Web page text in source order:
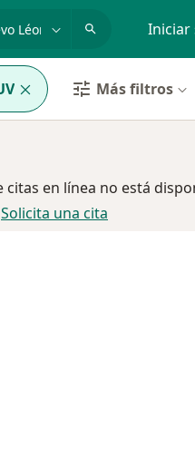
Iniciar
Más filtros
citas en línea no está
Solicita una cita